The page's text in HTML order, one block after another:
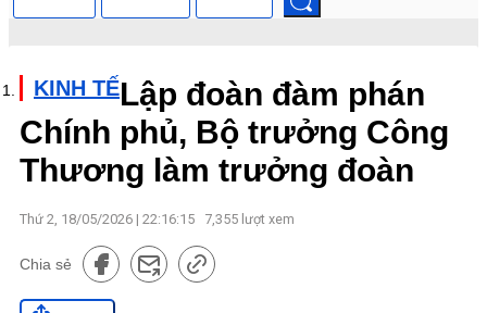
KINH TẾLập đoàn đàm phán
Chính phủ, Bộ trưởng Công
Thương làm trưởng đoàn
Thứ 2, 18/05/2026 | 22:16:15 7,355 lượt xem
Chia sẻ